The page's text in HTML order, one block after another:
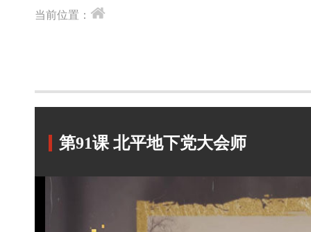
当前位置：
第91课 北平地下党大会师